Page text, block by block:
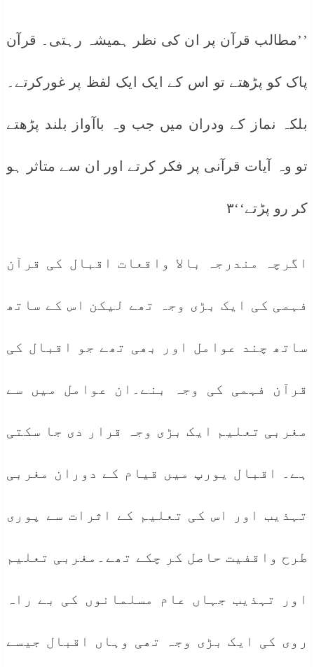
’’مطالب قرآن پر ان کی نظر ہمیشہ رہتی۔ قرآن
پاک کو پڑھتے تو اس کے ایک ایک لفظ پر غورکرتے۔
بلکہ نماز کے ودران میں جب وہ باآواز بلند پڑھتے
تو وہ آیات قرآنی پر فکر کرتے اور ان سے متاثر ہو
کر رو پڑتے‘‘۳
اگرچہ مندرجہ بالا واقعات اقبال کی قرآن
فہمی کی ایک بڑی وجہ تھے لیکن اس کے ساتھ
ساتھ چند عوامل اور بھی تھے جو اقبال کی
قرآن فہمی کی وجہ بنے۔ان عوامل میں سے
مغربی تعلیم ایک بڑی وجہ قرار دی جا سکتی
ہے۔ اقبال یورپ میں قیام کے دوران مغربی
تہذیب اور اس کی تعلیم کے اثرات سے پوری
طرح واقفیت حاصل کر چکے تھے۔مغربی تعلیم
اور تہذیب جہاں عام مسلمانوں کی بے راہ
روی کی ایک بڑی وجہ تھی وہاں اقبال جیسے